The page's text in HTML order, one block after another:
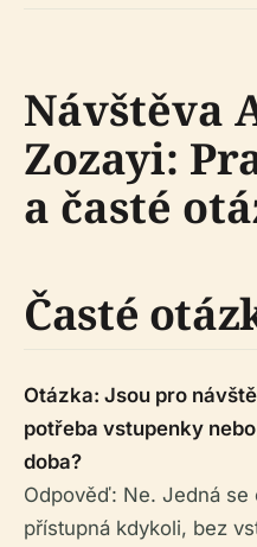
Návštěva
Zozayi:
a časté
Časté
Otázka: Jsou pro
potřeba vstupenky
doba?
Odpověď: Ne. Jedná se
přístupná kdykoli, bez